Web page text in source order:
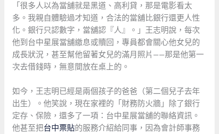
「很多人以為當舖就是黑道、高利貸，那是電影看太
多。我親自體驗過才知道，合法的當舖比銀行還更人性
化。銀行只認數字，當舖認『人』。」王志明說，每次
他到台中星展當舖繳息或贖回，專員都會關心他女兒的
成長狀況，甚至幫他留著女兒的滿月照片——那是他第一
次去借錢時，無意間放在桌上的。
如今，王志明已經是兩個孩子的爸爸（第二個兒子去年
出生）。他笑說，現在家裡的「財務防火牆」除了銀行
定存、保險，還多了一項：台中星展當舖的聯絡資訊。
他甚至把台中票貼的服務介紹給同事，因為會計師事務